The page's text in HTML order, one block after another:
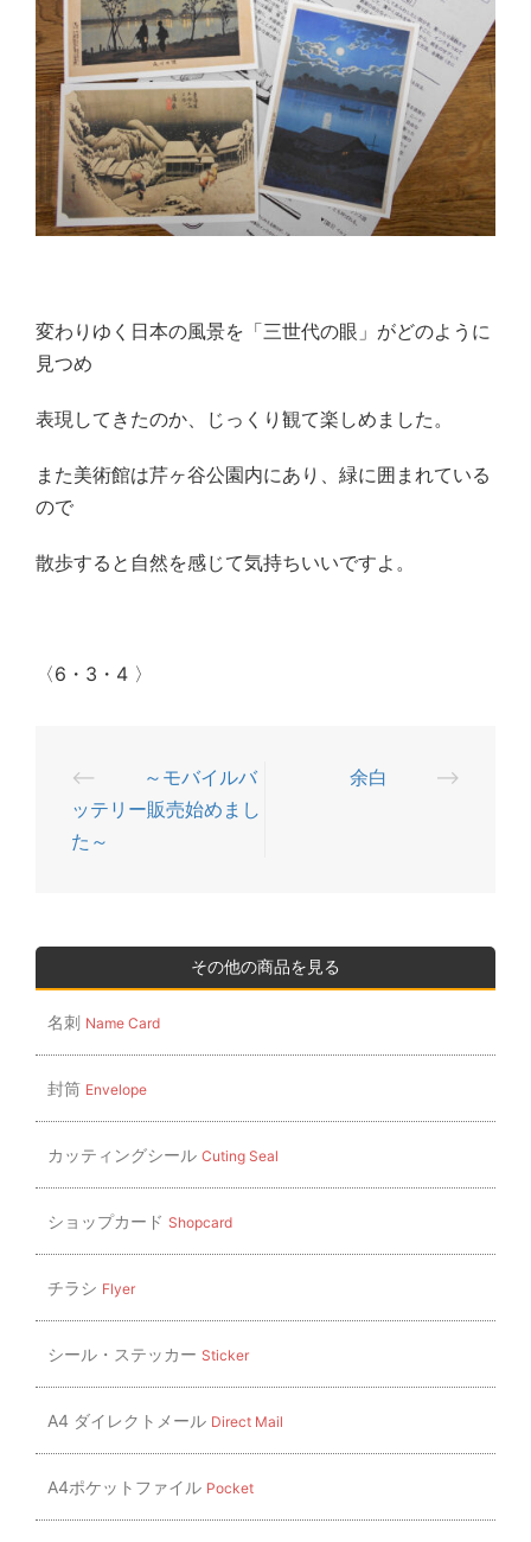
変わりゆく日本の風景を「三世代の眼」がどのように
見つめ
表現してきたのか、じっくり観て楽しめました。
また美術館は芹ヶ谷公園内にあり、緑に囲まれている
ので
散歩すると自然を感じて気持ちいいですよ。
〈6・3・4 〉
投
稿
ナ
シ
ョ
ン
⟵
～モバイルバ
ッテリー販売始めまし
た～
余白 ⟶
その他の商品を見る
名刺 Name Card
封筒 Envelope
カッティングシール Cuting Seal
ショップカード Shopcard
チラシ Flyer
シール・ステッカー Sticker
A4 ダイレクトメール Direct Mail
A4ポケットファイル Pocket